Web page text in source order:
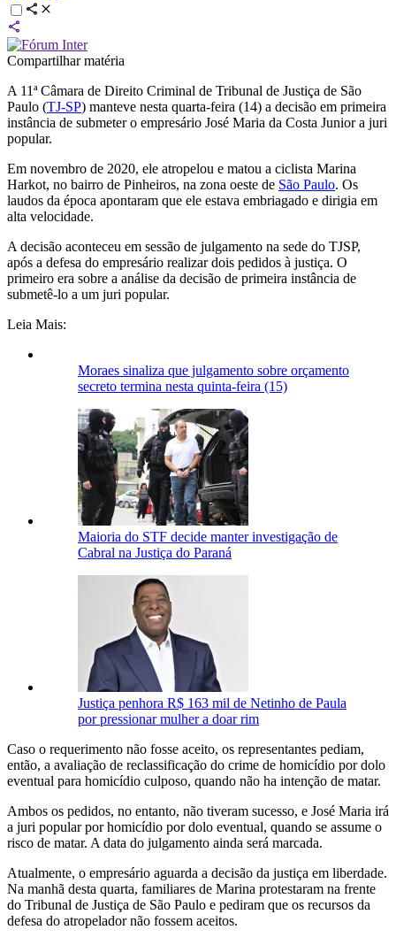
Compartilhar matéria
A 11ª Câmara de Direito Criminal de Tribunal de Justiça de São
Paulo (TJ-SP) manteve nesta quarta-feira (14) a decisão em primeira
instância de submeter o empresário José Maria da Costa Junior a juri
popular.
Em novembro de 2020, ele atropelou e matou a ciclista Marina
Harkot, no bairro de Pinheiros, na zona oeste de São Paulo. Os
laudos da época apontaram que ele estava embriagado e dirigia em
alta velocidade.
A decisão aconteceu em sessão de julgamento na sede do TJSP,
após a defesa do empresário realizar dois pedidos à justiça. O
primeiro era sobre a análise da decisão de primeira instância de
submetê-lo a um juri popular.
Leia Mais:
Moraes sinaliza que julgamento sobre orçamento
secreto termina nesta quinta-feira (15)
Maioria do STF decide manter investigação de
Cabral na Justiça do Paraná
Justiça penhora R$ 163 mil de Netinho de Paula
por pressionar mulher a doar rim
Caso o requerimento não fosse aceito, os representantes pediam,
então, a avaliação de reclassificação do crime de homicídio por dolo
eventual para homicídio culposo, quando não ha intenção de matar.
Ambos os pedidos, no entanto, não tiveram sucesso, e José Maria irá
a juri popular por homicídio por dolo eventual, quando se assume o
risco de matar. A data do julgamento ainda será marcada.
Atualmente, o empresário aguarda a decisão da justiça em liberdade.
Na manhã desta quarta, familiares de Marina protestaram na frente
do Tribunal de Justiça de São Paulo e pediram que os recursos da
defesa do atropelador não fossem aceitos.